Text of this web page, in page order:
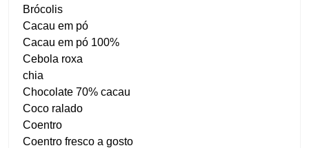
Brócolis
Cacau em pó
Cacau em pó 100%
Cebola roxa
chia
Chocolate 70% cacau
Coco ralado
Coentro
Coentro fresco a gosto